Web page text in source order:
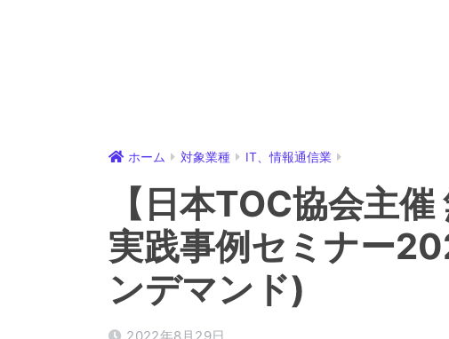
ホーム 対象業種 IT、情報通信業
【日本TOC協会主
実践事例セミナー
ンデマンド)